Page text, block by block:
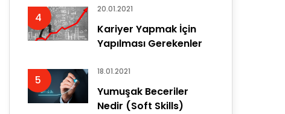
4
20.01.2021
Kariyer Yapmak İçin
Yapılması Gerekenler
5
18.01.2021
Yumuşak Beceriler
Nedir (Soft Skills)